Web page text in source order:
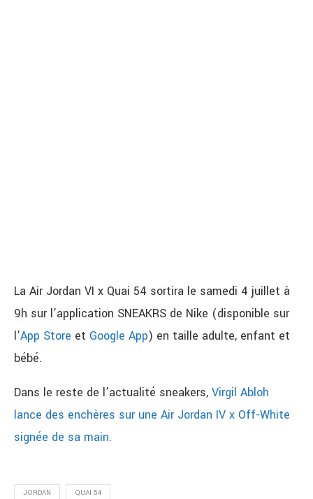
La Air Jordan VI x Quai 54 sortira le samedi 4 juillet à
9h sur l’application SNEAKRS de Nike (disponible sur
l’App Store et Google App) en taille adulte, enfant et
bébé.
Dans le reste de l’actualité sneakers, Virgil Abloh
lance des enchères sur une Air Jordan IV x Off-White
signée de sa main.
JORDAN QUAI 54